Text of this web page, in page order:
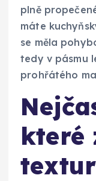
plně
máte
se měla
tedy v pásmu
prohřátého
které